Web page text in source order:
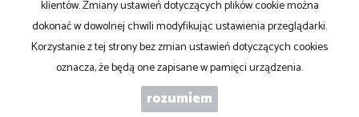
ABC Nieruchomości S.C.:
Al. Piastów 13
klientów. Zmiany ustawień dotyczących plików cookie można
dokonać w dowolnej chwili modyfikując ustawienia przeglądarki.
Korzystanie z tej strony bez zmian ustawień dotyczących cookies
oznacza, że będą one zapisane w pamięci urządzenia.
rozumiem